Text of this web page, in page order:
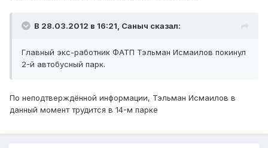
В 28.03.2012 в 16:21, Саныч сказал:
Главный экс-работник ФАТП Тэльман Исмаилов покинул
2-й автобусный парк.
По неподтверждённой информации, Тэльман Исмаилов в
данный момент трудится в 14-м парке